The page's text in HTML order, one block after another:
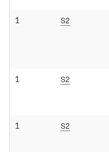
1 S2
1 S2
1 S2